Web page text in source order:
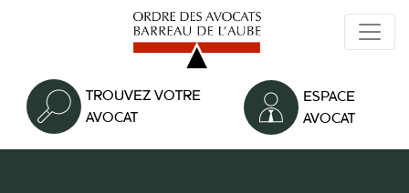
principal
TROUVEZ VOTRE
AVOCAT
ESPACE
AVOCAT